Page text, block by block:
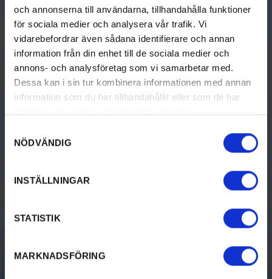
och annonserna till användarna, tillhandahålla funktioner
för sociala medier och analysera vår trafik. Vi
vidarebefordrar även sådana identifierare och annan
information från din enhet till de sociala medier och
annons- och analysföretag som vi samarbetar med.
Dessa kan i sin tur kombinera informationen med annan
information som du har tillhandahållit eller som de har
NÖDVÄNDIG
INSTÄLLNINGAR
STATISTIK
MARKNADSFÖRING
THINGS TO DO
Activities
Culture & History
Accommodation
Design & shopping
DISCOVER
Your guide to
Kristinehamn
Travel to Kristinehamn
Kristinehamn Tourist
Office
ACCOMMODATION